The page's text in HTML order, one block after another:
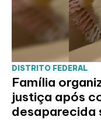
DISTRITO FEDERAL
Família
justiça após
desaparecida